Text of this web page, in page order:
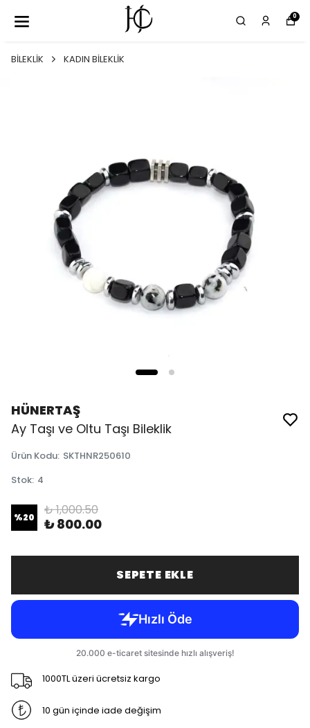
0
BİLEKLİK KADIN BİLEKLİK
HÜNERTAŞ
Ay Taşı ve Oltu Taşı Bileklik
Ürün Kodu: SKTHNR250610
Stok: 4
%20 ₺ 1,000.50
₺ 800.00
SEPETE EKLE
1000TL üzeri ücretsiz kargo
10 gün içinde iade değişim